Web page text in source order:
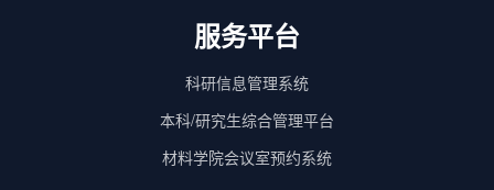
服务平台
科研信息管理系统
本科/研究生综合管理平台
材料学院会议室预约系统